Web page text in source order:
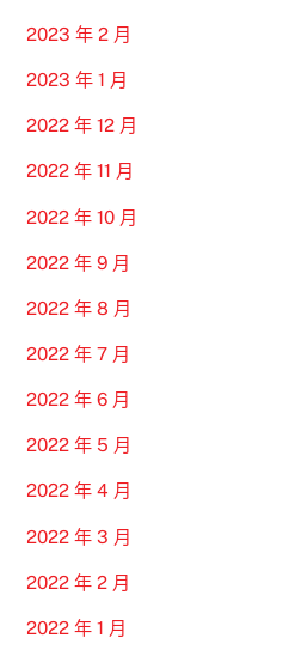
2023 年 2 月
2023 年 1 月
2022 年 12 月
2022 年 11 月
2022 年 10 月
2022 年 9 月
2022 年 8 月
2022 年 7 月
2022 年 6 月
2022 年 5 月
2022 年 4 月
2022 年 3 月
2022 年 2 月
2022 年 1 月